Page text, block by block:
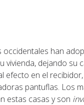
occidentales han
dejando su
en el
pantuflas. Los
estas casas y son